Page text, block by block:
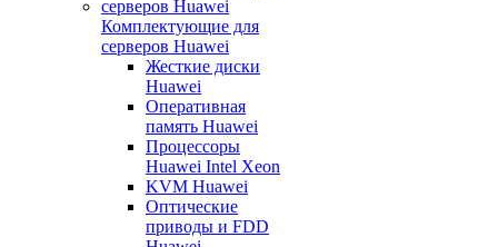
Комплектующие для
серверов Huawei
Жесткие диски
Huawei
Оперативная
память Huawei
Процессоры
Huawei Intel Xeon
KVM Huawei
Оптические
приводы и FDD